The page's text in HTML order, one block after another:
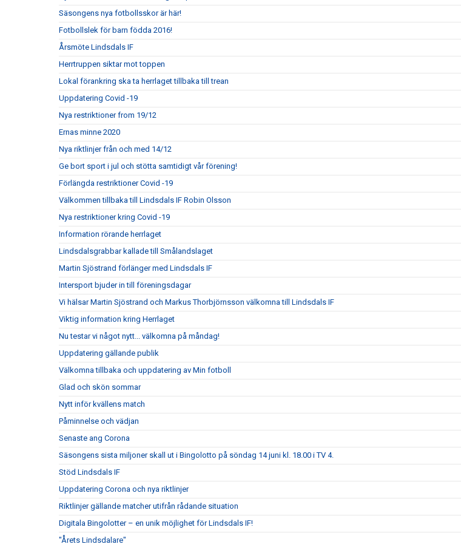
Säsongens nya fotbollsskor är här!
Fotbollslek för barn födda 2016!
Årsmöte Lindsdals IF
Herrtruppen siktar mot toppen
Lokal förankring ska ta herrlaget tillbaka till trean
Uppdatering Covid -19
Nya restriktioner from 19/12
Ernas minne 2020
Nya riktlinjer från och med 14/12
Ge bort sport i jul och stötta samtidigt vår förening!
Förlängda restriktioner Covid -19
Välkommen tillbaka till Lindsdals IF Robin Olsson
Nya restriktioner kring Covid -19
Information rörande herrlaget
Lindsdalsgrabbar kallade till Smålandslaget
Martin Sjöstrand förlänger med Lindsdals IF
Intersport bjuder in till föreningsdagar
Vi hälsar Martin Sjöstrand och Markus Thorbjörnsson välkomna till Lindsdals IF
Viktig information kring Herrlaget
Nu testar vi något nytt... välkomna på måndag!
Uppdatering gällande publik
Välkomna tillbaka och uppdatering av Min fotboll
Glad och skön sommar
Nytt inför kvällens match
Påminnelse och vädjan
Senaste ang Corona
Säsongens sista miljoner skall ut i Bingolotto på söndag 14 juni kl. 18.00 i TV 4.
Stöd Lindsdals IF
Uppdatering Corona och nya riktlinjer
Riktlinjer gällande matcher utifrån rådande situation
Digitala Bingolotter – en unik möjlighet för Lindsdals IF!
"Årets Lindsdalare"